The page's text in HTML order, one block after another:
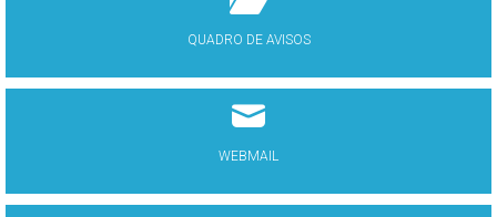
QUADRO DE AVISOS
WEBMAIL